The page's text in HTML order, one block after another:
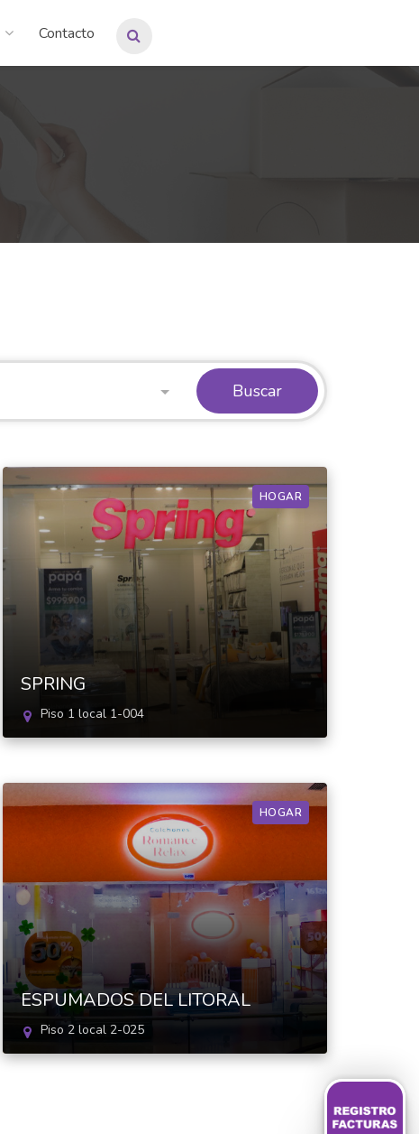
Contacto
Buscar
HOGAR
SPRING
Piso 1 local 1-004
HOGAR
ESPUMADOS DEL LITORAL
Piso 2 local 2-025